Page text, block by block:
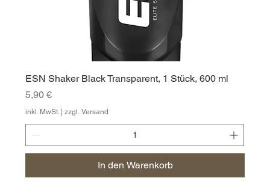
ESN Shaker Black Transparent, 1 Stück, 600 ml
Preis
5,90 €
inkl. MwSt. |zzgl. Versand
In den Warenkorb